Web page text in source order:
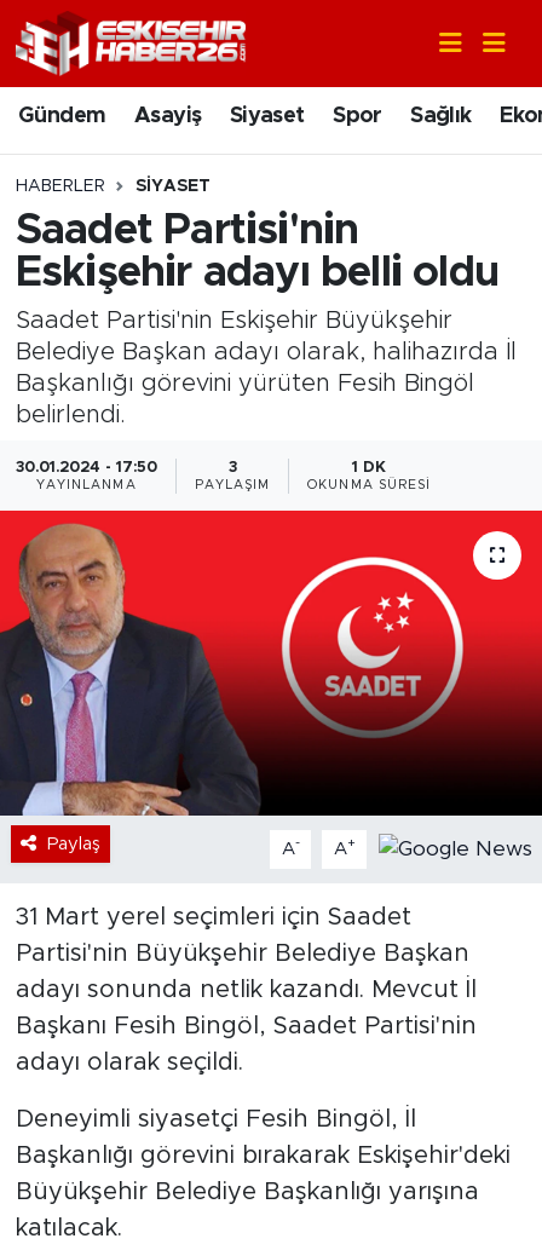
Gündem Asayiş Siyaset Spor Sağlık
HABERLER SIYASET
Saadet Partisi'nin
Eskişehir adayı belli oldu
Saadet Partisi'nin Eskişehir Büyükşehir
Belediye Başkan adayı olarak, halihazırda İl
Başkanlığı görevini yürüten Fesih Bingöl
belirlendi.
30.01.2024 - 17:50
YAYINLANMA
3
PAYLAŞIM
1 DK
OKUNMA SÜRESI
Paylaş A- A+
31 Mart yerel seçimleri için Saadet
Partisi'nin Büyükşehir Belediye Başkan
adayı sonunda netlik kazandı. Mevcut İl
Başkanı Fesih Bingöl, Saadet Partisi'nin
adayı olarak seçildi.
Deneyimli siyasetçi Fesih Bingöl, İl
Başkanlığı görevini bırakarak Eskişehir'deki
Büyükşehir Belediye Başkanlığı yarışına
katılacak.
Gündem
Asayiş
Siyaset
Spor
Sağlık
Ekonomi
Eğitim
Sanat
Bölge
Teknoloji
Magazin
Dünya
Sektör
Nöbetçi Eczaneler
Hava Durumu
Trafik Durumu
Süper Lig Puan Durumu ve Fikstür
Tüm Manşetler
Son Dakika Haberleri
Haber Arşivi